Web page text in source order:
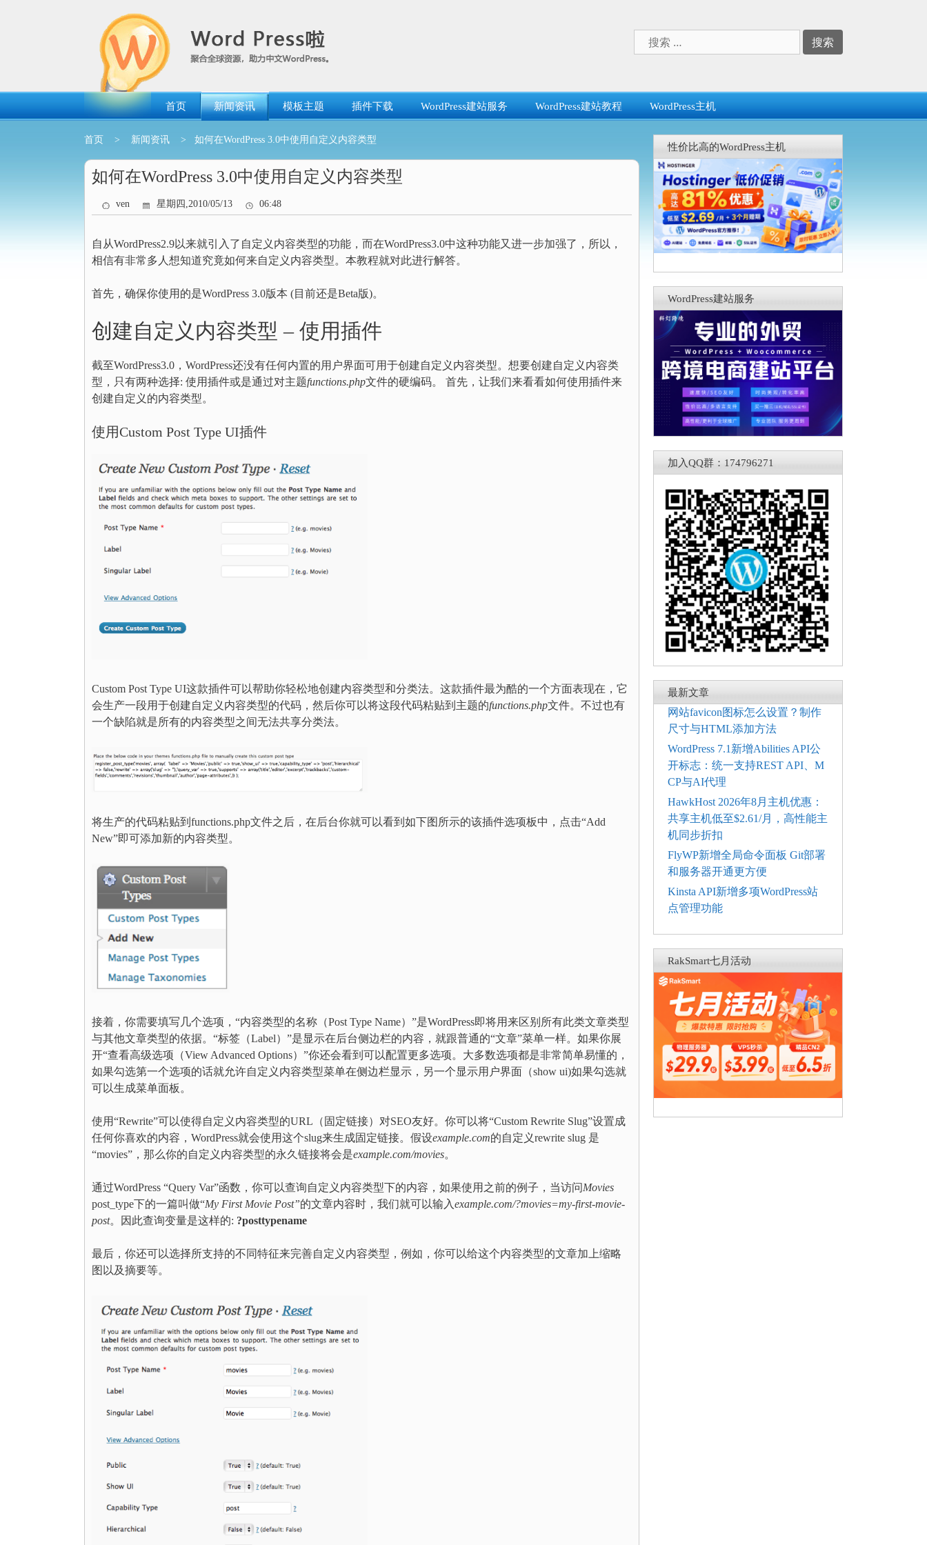
索：
首页 新闻资讯 模板主题 插件下载 WordPress建站服务 WordPress建站教程 WordPress主机
首页 > 新闻资讯 > 如何在WordPress 3.0中使用自定义内容类型
如何在WordPress 3.0中使用自定义内容类型
ven 星期四,2010/05/13 06:48
自从WordPress2.9以来就引入了自定义内容类型的功能，而在WordPress3.0中这种功能又进一步加强了，所以，
相信有非常多人想知道究竟如何来自定义内容类型。本教程就对此进行解答。
首先，确保你使用的是WordPress 3.0版本 (目前还是Beta版)。
创建自定义内容类型 – 使用插件
截至WordPress3.0，WordPress还没有任何内置的用户界面可用于创建自定义内容类型。想要创建自定义内容类
型，只有两种选择: 使用插件或是通过对主题functions.php文件的硬编码。 首先，让我们来看看如何使用插件来
创建自定义的内容类型。
使用Custom Post Type UI插件
Custom Post Type UI这款插件可以帮助你轻松地创建内容类型和分类法。这款插件最为酷的一个方面表现在，它
会生产一段用于创建自定义内容类型的代码，然后你可以将这段代码粘贴到主题的functions.php文件。不过也有
一个缺陷就是所有的内容类型之间无法共享分类法。
将生产的代码粘贴到functions.php文件之后，在后台你就可以看到如下图所示的该插件选项板中，点击“Add
New”即可添加新的内容类型。
接着，你需要填写几个选项，“内容类型的名称（Post Type Name）”是WordPress即将用来区别所有此类文章类型
与其他文章类型的依据。“标签（Label）”是显示在后台侧边栏的内容，就跟普通的“文章”菜单一样。如果你展
开“查看高级选项（View Advanced Options）”你还会看到可以配置更多选项。大多数选项都是非常简单易懂的，
如果勾选第一个选项的话就允许自定义内容类型菜单在侧边栏显示，另一个显示用户界面（show ui)如果勾选就
可以生成菜单面板。
使用“Rewrite”可以使得自定义内容类型的URL（固定链接）对SEO友好。你可以将“Custom Rewrite Slug”设置成
任何你喜欢的内容，WordPress就会使用这个slug来生成固定链接。假设example.com的自定义rewrite slug 是
“movies”，那么你的自定义内容类型的永久链接将会是example.com/movies。
通过WordPress “Query Var”函数，你可以查询自定义内容类型下的内容，如果使用之前的例子，当访问Movies
post_type下的一篇叫做“My First Movie Post”的文章内容时，我们就可以输入example.com/?movies=my-first-movie-
post。因此查询变量是这样的: ?posttypename
最后，你还可以选择所支持的不同特征来完善自定义内容类型，例如，你可以给这个内容类型的文章加上缩略
图以及摘要等。
性价比高的WordPress主机
WordPress建站服务
加入QQ群：174796271
最新文章
网站favicon图标怎么设置？制作
尺寸与HTML添加方法
WordPress 7.1新增Abilities API公
开标志：统一支持REST API、M
CP与AI代理
HawkHost 2026年8月主机优惠：
共享主机低至$2.61/月，高性能主
机同步折扣
FlyWP新增全局命令面板 Git部署
和服务器开通更方便
Kinsta API新增多项WordPress站
点管理功能
RakSmart七月活动